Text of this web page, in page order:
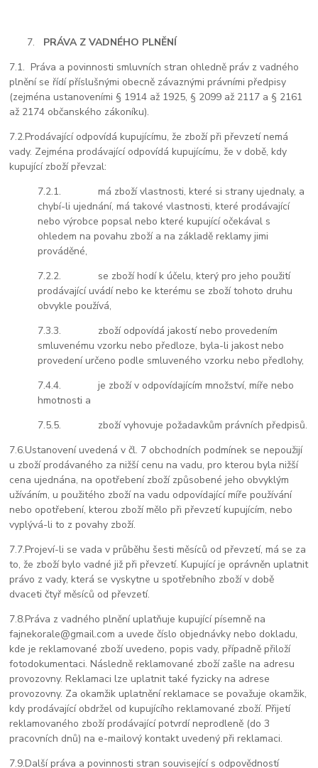
PRÁVA Z VADNÉHO PLNĚNÍ
7.1. Práva a povinnosti smluvních stran ohledně práv z vadného
plnění se řídí příslušnými obecně závaznými právními předpisy
(zejména ustanoveními § 1914 až 1925, § 2099 až 2117 a § 2161
až 2174 občanského zákoníku).
7.2.Prodávající odpovídá kupujícímu, že zboží při převzetí nemá
vady. Zejména prodávající odpovídá kupujícímu, že v době, kdy
kupující zboží převzal:
7.2.1.
má zboží vlastnosti, které si strany ujednaly, a
chybí-li ujednání, má takové vlastnosti, které prodávající
nebo výrobce popsal nebo které kupující očekával s
ohledem na povahu zboží a na základě reklamy jimi
prováděné,
7.2.2.
se zboží hodí k účelu, který pro jeho použití
prodávající uvádí nebo ke kterému se zboží tohoto druhu
obvykle používá,
7.3.3.
zboží odpovídá jakostí nebo provedením
smluvenému vzorku nebo předloze, byla-li jakost nebo
provedení určeno podle smluveného vzorku nebo předlohy,
7.4.4.
je zboží v odpovídajícím množství, míře nebo
hmotnosti a
7.5.5.
zboží vyhovuje požadavkům právních předpisů.
7.6.Ustanovení uvedená v čl. 7 obchodních podmínek se nepoužijí
u zboží prodávaného za nižší cenu na vadu, pro kterou byla nižší
cena ujednána, na opotřebení zboží způsobené jeho obvyklým
užíváním, u použitého zboží na vadu odpovídající míře používání
nebo opotřebení, kterou zboží mělo při převzetí kupujícím, nebo
vyplývá-li to z povahy zboží.
7.7.Projeví-li se vada v průběhu šesti měsíců od převzetí, má se za
to, že zboží bylo vadné již při převzetí. Kupující je oprávněn uplatnit
právo z vady, která se vyskytne u spotřebního zboží v době
dvaceti čtyř měsíců od převzetí.
7.8.Práva z vadného plnění uplatňuje kupující písemně na
fajnekorale@gmail.com a uvede číslo objednávky nebo dokladu,
kde je reklamované zboží uvedeno, popis vady, případně přiloží
fotodokumentaci. Následně reklamované zboží zašle na adresu
provozovny. Reklamaci lze uplatnit také fyzicky na adrese
provozovny. Za okamžik uplatnění reklamace se považuje okamžik,
kdy prodávající obdržel od kupujícího reklamované zboží. Přijetí
reklamovaného zboží prodávající potvrdí neprodleně (do 3
pracovních dnů) na e-mailový kontakt uvedený při reklamaci.
7.9.Další práva a povinnosti stran související s odpovědností